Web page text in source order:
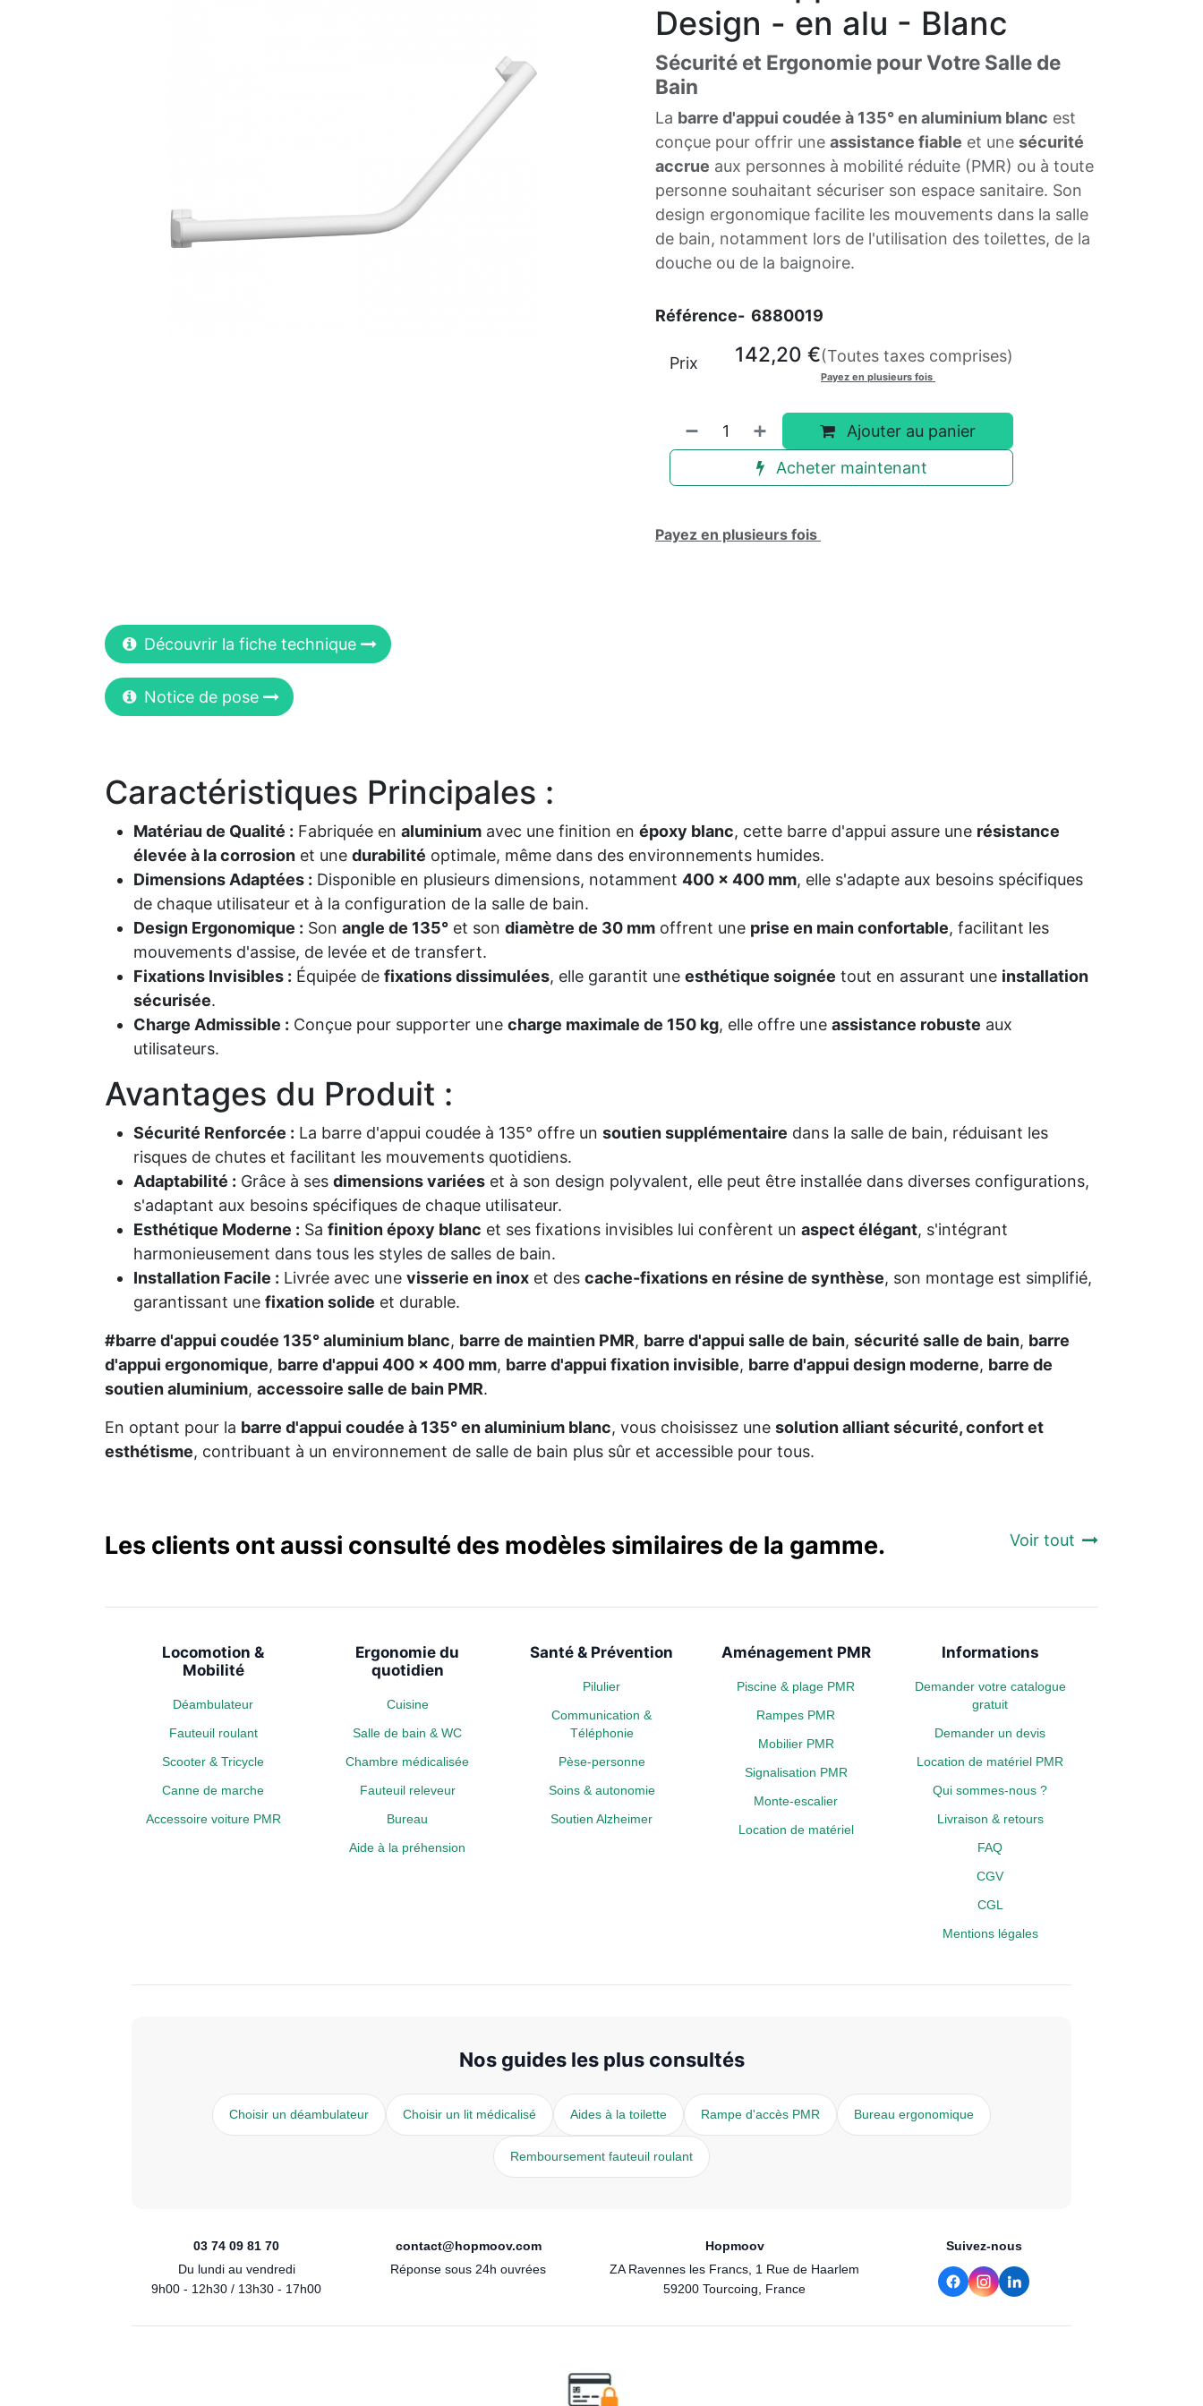
Design - en alu - Blanc
Sécurité et Ergonomie pour Votre Salle de
Bain
La barre d'appui coudée à 135° en aluminium blanc est
conçue pour offrir une assistance fiable et une sécurité
accrue aux personnes à mobilité réduite (PMR) ou à toute
personne souhaitant sécuriser son espace sanitaire. Son
design ergonomique facilite les mouvements dans la salle
de bain, notamment lors de l'utilisation des toilettes, de la
douche ou de la baignoire.
Référence- 6880019
Ajouter au panier
Acheter maintenant
Prix 142,20 €(Toutes taxes comprises)
Payez en plusieurs fois
Payez en plusieurs fois
Découvrir la fiche technique
Notice de pose
Caractéristiques Principales :
Matériau de Qualité : Fabriquée en aluminium avec une finition en époxy blanc, cette barre d'appui assure une résistance
élevée à la corrosion et une durabilité optimale, même dans des environnements humides.
Dimensions Adaptées : Disponible en plusieurs dimensions, notamment 400 x 400 mm, elle s'adapte aux besoins spécifiques
de chaque utilisateur et à la configuration de la salle de bain.
Design Ergonomique : Son angle de 135° et son diamètre de 30 mm offrent une prise en main confortable, facilitant les
mouvements d'assise, de levée et de transfert.
Fixations Invisibles : Équipée de fixations dissimulées, elle garantit une esthétique soignée tout en assurant une installation
sécurisée.
Charge Admissible : Conçue pour supporter une charge maximale de 150 kg, elle offre une assistance robuste aux
utilisateurs.
Avantages du Produit :
Sécurité Renforcée : La barre d'appui coudée à 135° offre un soutien supplémentaire dans la salle de bain, réduisant les
risques de chutes et facilitant les mouvements quotidiens.
Adaptabilité : Grâce à ses dimensions variées et à son design polyvalent, elle peut être installée dans diverses configurations,
s'adaptant aux besoins spécifiques de chaque utilisateur.
Esthétique Moderne : Sa finition époxy blanc et ses fixations invisibles lui confèrent un aspect élégant, s'intégrant
harmonieusement dans tous les styles de salles de bain.
Installation Facile : Livrée avec une visserie en inox et des cache-fixations en résine de synthèse, son montage est simplifié,
garantissant une fixation solide et durable.
#barre d'appui coudée 135° aluminium blanc, barre de maintien PMR, barre d'appui salle de bain, sécurité salle de bain, barre
d'appui ergonomique, barre d'appui 400 x 400 mm, barre d'appui fixation invisible, barre d'appui design moderne, barre de
soutien aluminium, accessoire salle de bain PMR.
En optant pour la barre d'appui coudée à 135° en aluminium blanc, vous choisissez une solution alliant sécurité, confort et
esthétisme, contribuant à un environnement de salle de bain plus sûr et accessible pour tous.
Les clients ont aussi consulté des modèles similaires de la gamme. Voir tout
Locomotion &
Mobilité
Déambulateur
Fauteuil roulant
Scooter & Tricycle
Canne de marche
Accessoire voiture PMR
Ergonomie du
quotidien
Cuisine
Salle de bain & WC
Chambre médicalisée
Fauteuil releveur
Bureau
Aide à la préhension
Santé & Prévention
Pilulier
Communication &
Téléphonie
Pèse-personne
Soins & autonomie
Soutien Alzheimer
Aménagement PMR
Piscine & plage PMR
Rampes PMR
Mobilier PMR
Signalisation PMR
Monte-escalier
Location de matériel
Informations
Demander votre catalogue
gratuit
Demander un devis
Location de matériel PMR
Qui sommes-nous ?
Livraison & retours
FAQ
CGV
CGL
Mentions légales
Nos guides les plus consultés
Choisir un déambulateur Choisir un lit médicalisé Aides à la toilette Rampe d'accès PMR Bureau ergonomique
Remboursement fauteuil roulant
03 74 09 81 70
Du lundi au vendredi
9h00 - 12h30 / 13h30 - 17h00
contact@hopmoov.com
Réponse sous 24h ouvrées
Hopmoov
ZA Ravennes les Francs, 1 Rue de Haarlem
59200 Tourcoing, France
Suivez-nous